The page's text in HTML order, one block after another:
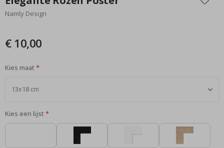
het
begin
afbeeldingen-
Namly Design
€ 10,00
Kies maat
Kies een lijst